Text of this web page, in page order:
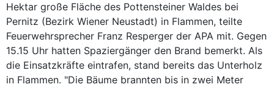
Hektar große Fläche des Pottensteiner Waldes bei
Pernitz (Bezirk Wiener Neustadt) in Flammen, teilte
Feuerwehrsprecher Franz Resperger der APA mit. Gegen
15.15 Uhr hatten Spaziergänger den Brand bemerkt. Als
die Einsatzkräfte eintrafen, stand bereits das Unterholz
in Flammen. "Die Bäume brannten bis in zwei Meter